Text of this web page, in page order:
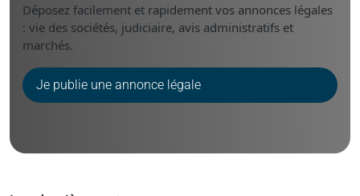
Déposez facilement et rapidement vos annonces légales
: vie des sociétés, judiciaire, avis administratifs et
marchés.
Je publie une annonce légale